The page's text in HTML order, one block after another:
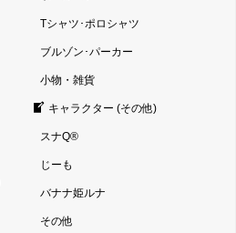
Tシャツ･ポロシャツ
ブルゾン･パーカー
小物・雑貨
キャラクター (その他)
スナQ®
じーも
バナナ姫ルナ
その他